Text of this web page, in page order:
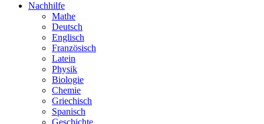
Nachhilfe
Mathe
Deutsch
Englisch
Französisch
Latein
Physik
Biologie
Chemie
Griechisch
Spanisch